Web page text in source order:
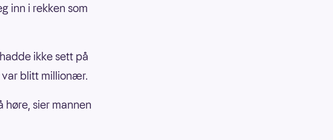
inn i rekken som
ikke sett på
blitt millionær.
høre, sier mannen